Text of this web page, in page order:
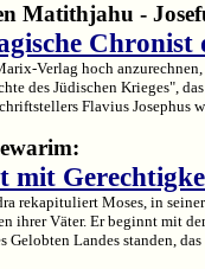
Matithjahu -
Chronist
Verlag hoch
des Jüdischen Krieges",
Flavius Josephus
mit
rekapituliert Moses, in
ihrer Väter. Er beginnt mit
Gelobten Landes standen,